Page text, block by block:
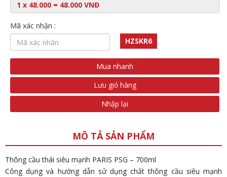
Mã xác nhận :
HZSKR6
Mua nhanh
Lưu giỏ hàng
Nhập lại
MÔ TẢ SẢN PHẨM
Thông cầu thái siêu mạnh PARIS PSG – 700ml
Công dụng và hướng dẫn sử dụng chất thông cầu siêu mạnh